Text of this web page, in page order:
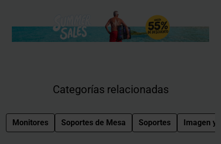
Categorías relacionadas
Monitores Soportes de Mesa Soportes Imagen y